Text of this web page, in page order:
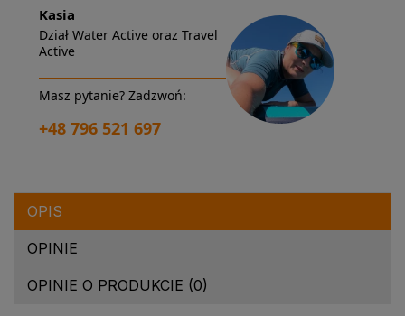
Kasia
Dział Water Active oraz Travel
Active
Masz pytanie? Zadzwoń:
+48 796 521 697
OPIS
OPINIE
OPINIE O PRODUKCIE (0)